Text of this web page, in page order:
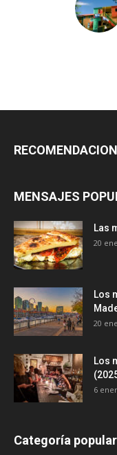
MENSAJES
Las
20
Los
20
Los
6
Categoría popular